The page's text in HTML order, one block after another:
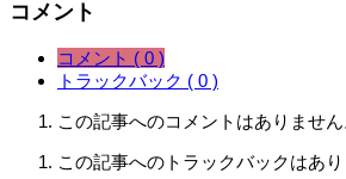
コメント
コメント ( 0 )
トラックバック ( 0 )
この記事へのコメントはありません
この記事へのトラックバックはあり